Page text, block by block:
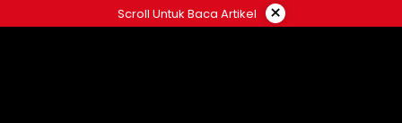
to
Scroll Untuk Baca Artikel ×